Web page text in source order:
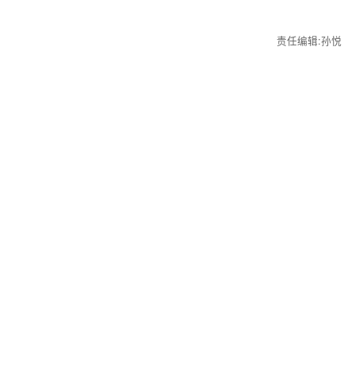
责任编辑:孙悦